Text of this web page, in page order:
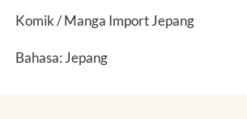
Komik / Manga Import Jepang
Bahasa: Jepang